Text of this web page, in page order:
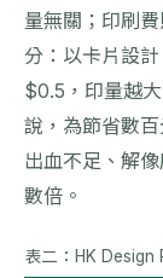
量無關；印刷費
分：以卡片設
$0.5，印量越
說，為節省數
出血不足、解
數倍。
表二：HK Design